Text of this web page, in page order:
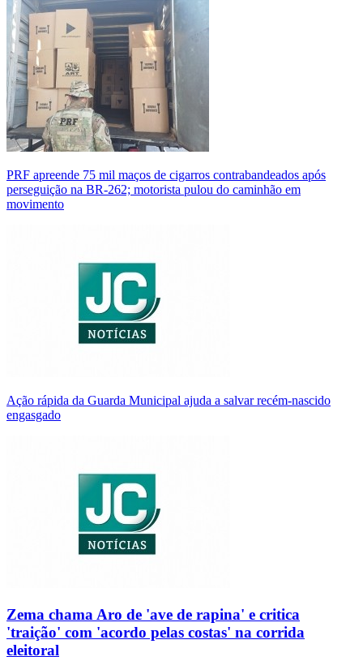
PRF apreende 75 mil maços de cigarros contrabandeados após
perseguição na BR-262; motorista pulou do caminhão em
movimento
Ação rápida da Guarda Municipal ajuda a salvar recém-nascido
engasgado
Zema chama Aro de 'ave de rapina' e critica
'traição' com 'acordo pelas costas' na corrida
eleitoral